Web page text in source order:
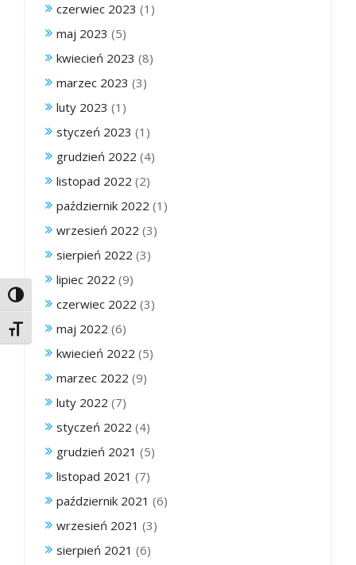
Toggle High Contrast
Toggle Font size
czerwiec 2023 (1)
maj 2023 (5)
kwiecień 2023 (8)
marzec 2023 (3)
luty 2023 (1)
styczeń 2023 (1)
grudzień 2022 (4)
listopad 2022 (2)
październik 2022 (1)
wrzesień 2022 (3)
sierpień 2022 (3)
lipiec 2022 (9)
czerwiec 2022 (3)
maj 2022 (6)
kwiecień 2022 (5)
marzec 2022 (9)
luty 2022 (7)
styczeń 2022 (4)
grudzień 2021 (5)
listopad 2021 (7)
październik 2021 (6)
wrzesień 2021 (3)
sierpień 2021 (6)